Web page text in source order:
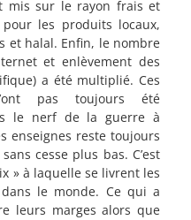
mis sur le rayon frais et
les produits locaux,
et halal. Enfin, le nombre
et enlèvement des
a été multiplié. Ces
pas toujours été
le nerf de la guerre à
enseignes reste toujours
cesse plus bas. C’est
» à laquelle se livrent les
le monde. Ce qui a
leurs marges alors que